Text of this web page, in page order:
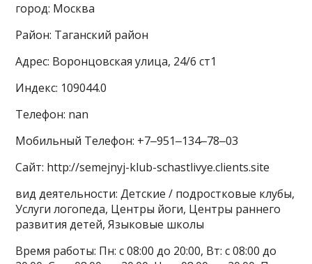
город: Москва
Район: Таганский район
Адрес: Воронцовская улица, 24/6 ст1
Индекс: 109044.0
Телефон: nan
Мобильный Телефон: +7‒951‒134‒78‒03
Сайт: http://semejnyj-klub-schastlivye.clients.site
вид деятельности: Детские / подростковые клубы,
Услуги логопеда, Центры йоги, Центры раннего
развития детей, Языковые школы
Время работы: Пн: с 08:00 до 20:00, Вт: с 08:00 до